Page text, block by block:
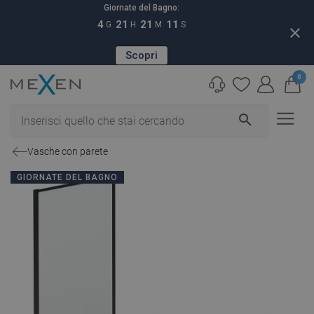
Giornate del Bagno:
4 G 21 H 21 M 11 S
Scopri
close
search
0
Vasche con parete
GIORNATE DEL BAGNO